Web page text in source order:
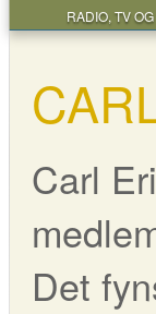
RADIO, TV
Carl
Det